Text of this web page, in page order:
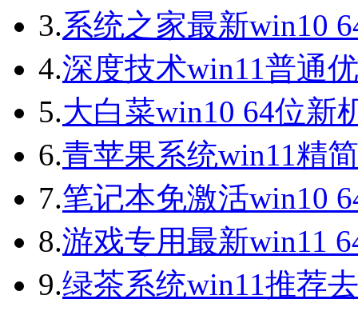
3.系统之家最新win10
4.深度技术win11普通
5.大白菜win10 64位
6.青苹果系统win11精
7.笔记本免激活win10
8.游戏专用最新win11
9.绿茶系统win11推荐